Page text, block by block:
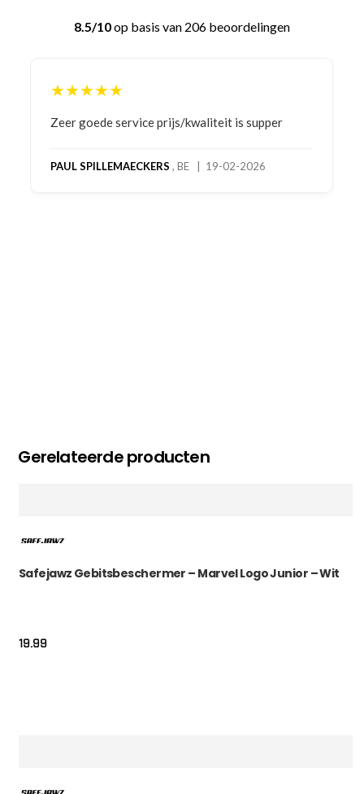
8.5/10op basis van 206 beoordelingen
★★★★★
Bestelling gedaan vanwege goede prijzen en
bestelling al ontvangen met gifts, waardoor je
Gerelateerde producten
Safejawz Gebitsbeschermer – Marvel Logo Junior – Wit
19.99